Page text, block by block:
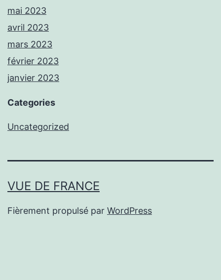
mai 2023
avril 2023
mars 2023
février 2023
janvier 2023
Categories
Uncategorized
VUE DE FRANCE
Fièrement propulsé par WordPress